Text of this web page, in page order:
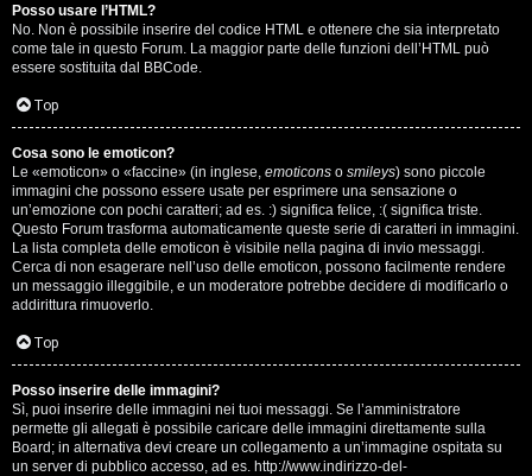
Posso usare l’HTML?
No. Non è possibile inserire del codice HTML e ottenere che sia interpretato
come tale in questo Forum. La maggior parte delle funzioni dell’HTML può
essere sostituita dal BBCode.
Top
Cosa sono le emoticon?
Le «emoticon» o «faccine» (in inglese, emoticons o smileys) sono piccole
immagini che possono essere usate per esprimere una sensazione o
un’emozione con pochi caratteri; ad es. :) significa felice, :( significa triste.
Questo Forum trasforma automaticamente queste serie di caratteri in immagini.
La lista completa delle emoticon è visibile nella pagina di invio messaggi.
Cerca di non esagerare nell’uso delle emoticon, possono facilmente rendere
un messaggio illeggibile, e un moderatore potrebbe decidere di modificarlo o
addirittura rimuoverlo.
Top
Posso inserire delle immagini?
Sì, puoi inserire delle immagini nei tuoi messaggi. Se l’amministratore
permette gli allegati è possibile caricare delle immagini direttamente sulla
Board; in alternativa devi creare un collegamento a un’immagine ospitata su
un server di pubblico accesso, ad es. http://www.indirizzo-del-
R
i
f
l
e
s
s
i
o
n
i